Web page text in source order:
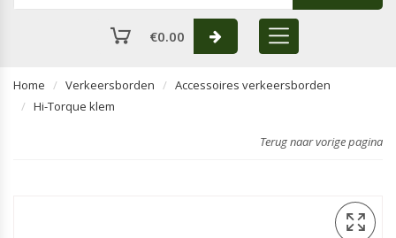
€0.00
Home Verkeersborden
Accessoires verkeersborden
Hi-Torque klem
Terug naar vorige pagina